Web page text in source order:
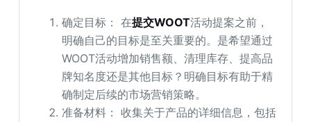
确定目标： 在提交WOOT活动提案之前，
明确自己的目标是至关重要的。是希望通过
WOOT活动增加销售额、清理库存、提高品
牌知名度还是其他目标？明确目标有助于精
确制定后续的市场营销策略。
准备材料： 收集关于产品的详细信息，包括